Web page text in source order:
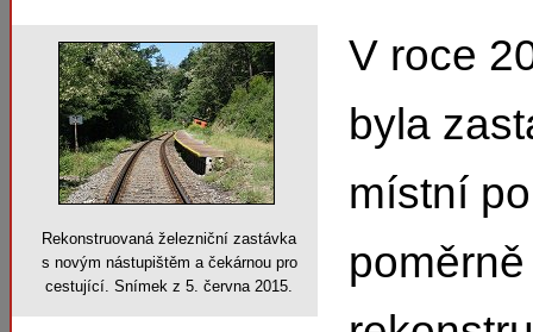
Rekonstruovaná železniční zastávka
s novým nástupištěm a čekárnou pro
cestující. Snímek z 5. června 2015.
V roce
byla
místní